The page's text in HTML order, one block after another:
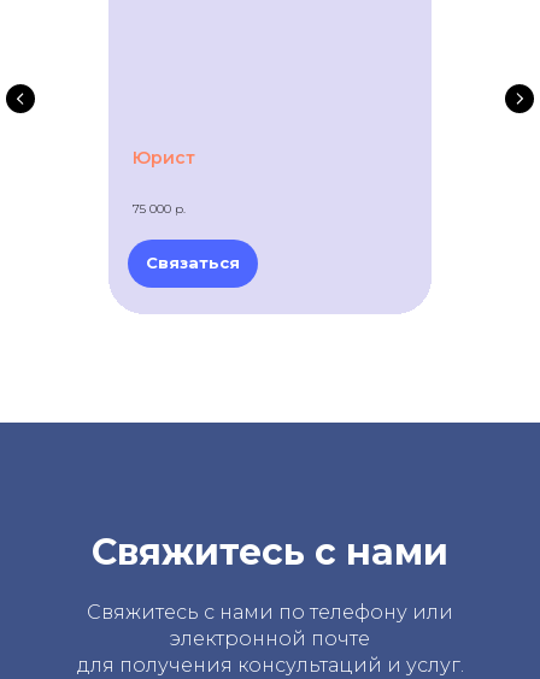
Юрист
75 000 р.
Связаться
Свяжитесь с нами
Свяжитесь с нами по телефону или
электронной почте
для получения консультаций и услуг.